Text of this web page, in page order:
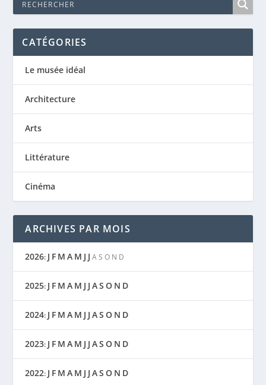
CATÉGORIES
Le musée idéal
Architecture
Arts
Littérature
Cinéma
ARCHIVES PAR MOIS
2026: J F M A M J J A S O N D
2025: J F M A M J J AS O N D
2024: J F M A M J J AS O N D
2023: J F M A M J J AS O N D
2022: J F M A M J J AS O N D